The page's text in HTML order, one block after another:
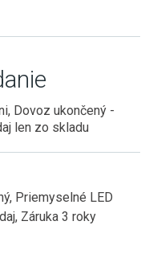
Dovoz ukončený -
len zo skladu
, Priemyselné LED
, Záruka 3 roky